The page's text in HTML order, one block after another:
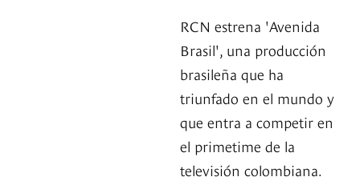
RCN estrena 'Avenida
Brasil', una producción
brasileña que ha
triunfado en el mundo y
que entra a competir en
el primetime de la
televisión colombiana.